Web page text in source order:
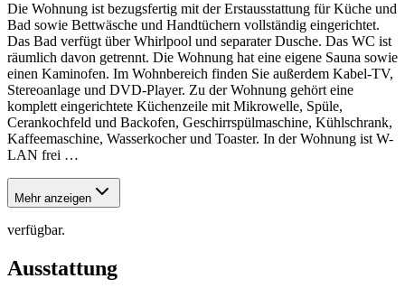
Die Wohnung ist bezugsfertig mit der Erstausstattung für Küche und
Bad sowie Bettwäsche und Handtüchern vollständig eingerichtet.
Das Bad verfügt über Whirlpool und separater Dusche. Das WC ist
räumlich davon getrennt. Die Wohnung hat eine eigene Sauna sowie
einen Kaminofen. Im Wohnbereich finden Sie außerdem Kabel-TV,
Stereoanlage und DVD-Player. Zu der Wohnung gehört eine
komplett eingerichtete Küchenzeile mit Mikrowelle, Spüle,
Cerankochfeld und Backofen, Geschirrspülmaschine, Kühlschrank,
Kaffeemaschine, Wasserkocher und Toaster. In der Wohnung ist W-
LAN frei …
Mehr anzeigen
verfügbar.
Ausstattung